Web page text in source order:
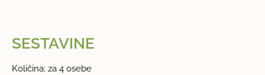
SESTAVINE
Količina: za 4 osebe